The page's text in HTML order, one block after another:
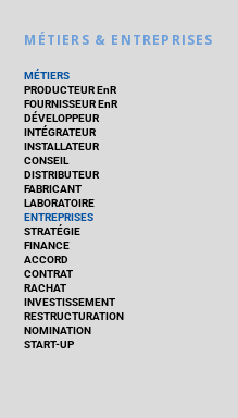
MÉTIERS & ENTREPRISES
MÉTIERS
PRODUCTEUR EnR
FOURNISSEUR EnR
DÉVELOPPEUR
INTÉGRATEUR
INSTALLATEUR
CONSEIL
DISTRIBUTEUR
FABRICANT
LABORATOIRE
ENTREPRISES
STRATÉGIE
FINANCE
ACCORD
CONTRAT
RACHAT
INVESTISSEMENT
RESTRUCTURATION
NOMINATION
START-UP